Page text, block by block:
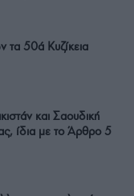
50ά Κυζίκεια
και Σαουδική
ίδια με το Άρθρο 5